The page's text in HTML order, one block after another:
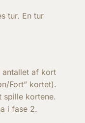
tur. En tur
antallet af kort
Fort” kortet).
spille kortene.
i fase 2.